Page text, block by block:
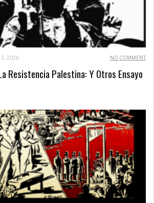
5, 2026 NO COMMENT
Resistencia Palestina: Y Otros Ensayo